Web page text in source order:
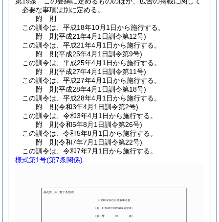
必要な事項は別に定める。
附 則
この訓令は、平成18年10月1日から施行する。
附 則(平成21年4月1日訓令第12号)
この訓令は、平成21年4月1日から施行する。
附 則(平成25年4月1日訓令第9号)
この訓令は、平成25年4月1日から施行する。
附 則(平成27年4月1日訓令第11号)
この訓令は、平成27年4月1日から施行する。
附 則(平成28年4月1日訓令第18号)
この訓令は、平成28年4月1日から施行する。
附 則(令和3年4月1日訓令第2号)
この訓令は、令和3年4月1日から施行する。
附 則(令和5年8月1日訓令第26号)
この訓令は、令和5年8月1日から施行する。
附 則(令和7年7月1日訓令第22号)
この訓令は、令和7年7月1日から施行する。
様式第1号(第7条関係)